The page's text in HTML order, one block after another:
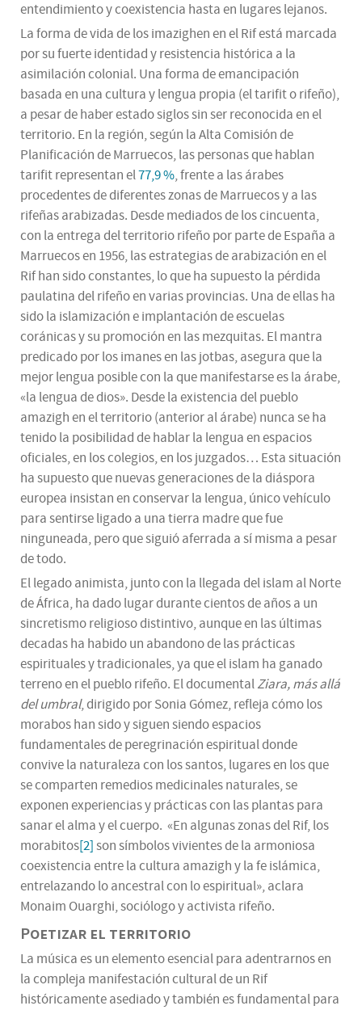
entendimiento y coexistencia hasta en lugares lejanos.
La forma de vida de los imazighen en el Rif está marcada
por su fuerte identidad y resistencia histórica a la
asimilación colonial. Una forma de emancipación
basada en una cultura y lengua propia (el tarifit o rifeño),
a pesar de haber estado siglos sin ser reconocida en el
territorio. En la región, según la Alta Comisión de
Planificación de Marruecos, las personas que hablan
tarifit representan el77,9 %, frente a las árabes
procedentes de diferentes zonas de Marruecos y a las
rifeñas arabizadas. Desde mediados de los cincuenta,
con la entrega del territorio rifeño por parte de España a
Marruecos en 1956, las estrategias de arabización en el
Rif han sido constantes, lo que ha supuesto la pérdida
paulatina del rifeño en varias provincias. Una de ellas ha
sido la islamización e implantación de escuelas
coránicas y su promoción en las mezquitas. El mantra
predicado por los imanes en las jotbas, asegura que la
mejor lengua posible con la que manifestarse es la árabe,
«la lengua de dios». Desde la existencia del pueblo
amazigh en el territorio (anterior al árabe) nunca se ha
tenido la posibilidad de hablar la lengua en espacios
oficiales, en los colegios, en los juzgados… Esta situación
ha supuesto que nuevas generaciones de la diáspora
europea insistan en conservar la lengua, único vehículo
para sentirse ligado a una tierra madre que fue
ninguneada, pero que siguió aferrada a sí misma a pesar
de todo.
El legado animista, junto con la llegada del islam al Norte
de África, ha dado lugar durante cientos de años a un
sincretismo religioso distintivo, aunque en las últimas
decadas ha habido un abandono de las prácticas
espirituales y tradicionales, ya que el islam ha ganado
terreno en el pueblo rifeño. El documentalZiara, más allá
del umbral, dirigido por Sonia Gómez, refleja cómo los
morabos han sido y siguen siendo espacios
fundamentales de peregrinación espiritual donde
convive la naturaleza con los santos, lugares en los que
se comparten remedios medicinales naturales, se
exponen experiencias y prácticas con las plantas para
sanar el alma y el cuerpo. «En algunas zonas del Rif, los
morabitos[2]son símbolos vivientes de la armoniosa
coexistencia entre la cultura amazigh y la fe islámica,
entrelazando lo ancestral con lo espiritual», aclara
Monaim Ouarghi, sociólogo y activista rifeño.
Poetizar el territorio
La música es un elemento esencial para adentrarnos en
la compleja manifestación cultural de un Rif
históricamente asediado y también es fundamental para